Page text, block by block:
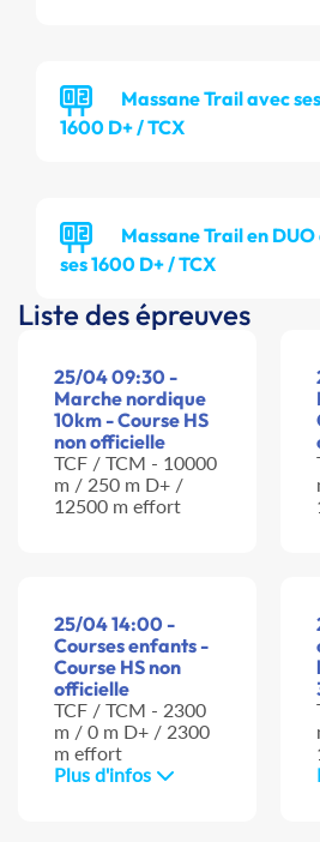
Massane Trail avec
1600 D+ / TCX
Massane Trail en
ses 1600 D+ / TCX
Liste des épreuves
25/04 09:30 -
Marche nordique
10km - Course HS
non officielle
TCF / TCM - 10000
m / 250 m D+ /
12500 m effort
25/04 14:00 -
Courses enfants -
Course HS non
officielle
TCF / TCM - 2300
m / 0 m D+ / 2300
m effort
Plus d'infos